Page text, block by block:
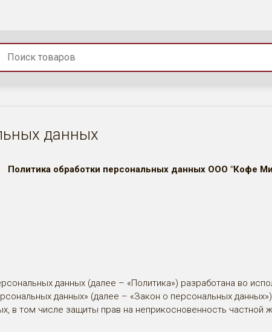
данных
Политика обработки персональных данных ООО "Кофе
данных (далее – «Политика») разработана во
данных» (далее – «Закон о персональных
в том числе защиты прав на неприкосновенность частной